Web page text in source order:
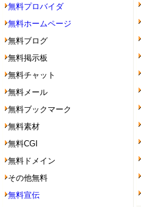
無料プロバイダ
無料ホームページ
無料ブログ
無料掲示板
無料チャット
無料メール
無料ブックマーク
無料素材
無料CGI
無料ドメイン
その他無料
無料宣伝